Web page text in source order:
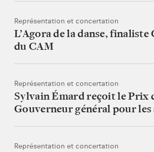
Représentation et concertation
L’Agora de la danse,
du CAM
Représentation et concertation
Sylvain Émard reçoit le Prix
Gouverneur général pour les
Représentation et concertation